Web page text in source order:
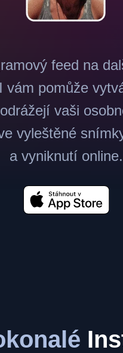
feed na
vám pomůže
vaši
vyleštěné
a vyniknutí online.